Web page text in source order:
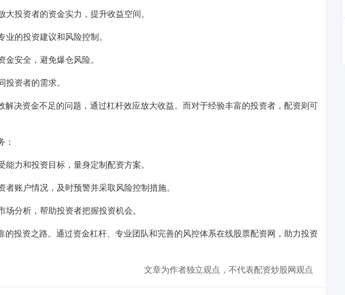
投资者的资金实力，提升收益空间。
的投资建议和风险控制。
安全，避免爆仓风险。
资者的需求。
决资金不足的问题，通过杠杆效应放大收益。而对于经验丰富的投资者，配资则可
力和投资目标，量身定制配资方案。
账户情况，及时预警并采取风险控制措施。
分析，帮助投资者把握投资机会。
投资之路。通过资金杠杆、专业团队和完善的风控体系在线股票配资网，助力投资
文章为作者独立观点，不代表配资炒股网观点